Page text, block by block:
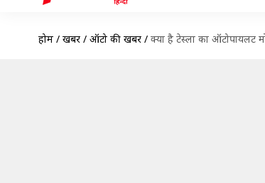
होम / खबरें / ऑटो की खबरें / क्या है टेस्ला का ऑटोपायलट